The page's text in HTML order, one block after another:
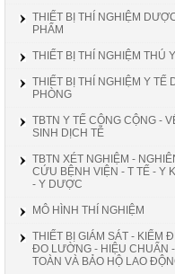
THIẾT BỊ THÍ NGHIỆM
PHẨM
THIẾT BỊ THÍ NGHIỆM THÚ Y
THIẾT BỊ THÍ NGHIỆM Y TẾ
PHÒNG
TBTN Y TẾ CÔNG CỘNG -
SINH DỊCH TỄ
TBTN XÉT NGHIỆM -
CỨU BỆNH VIỆN - T TẾ - Y
- Y DƯỢC
MÔ HÌNH THÍ NGHIỆM
THIẾT BỊ GIÁM SÁT - KIỂM
ĐO LƯỜNG - HIỆU CHUẨN
TOÀN VÀ BẢO HỘ LAO